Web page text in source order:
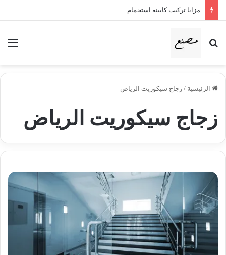
مزايا تركيب كابينة استحمام
بحث عن
الرئيسية / زجاج سيكوريت الرياض
زجاج سيكوريت الرياض